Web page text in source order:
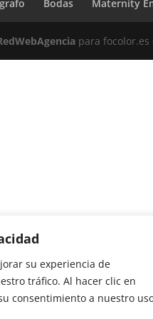
su experiencia de
tráfico. Al hacer clic en
consentimiento a nuestro
Bodas Maternity
para focolor.es